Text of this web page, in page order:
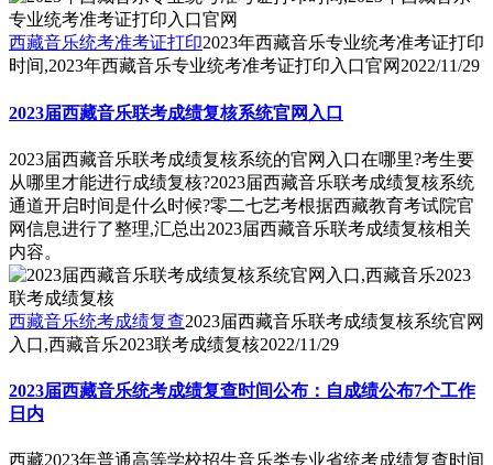
西藏音乐统考准考证打印2023年西藏音乐专业统考准考证打印
时间,2023年西藏音乐专业统考准考证打印入口官网 2022/11/29
2023届西藏音乐联考成绩复核系统官网入口
2023届西藏音乐联考成绩复核系统的官网入口在哪里?考生要
从哪里才能进行成绩复核?2023届西藏音乐联考成绩复核系统
通道开启时间是什么时候?零二七艺考根据西藏教育考试院官
网信息进行了整理,汇总出2023届西藏音乐联考成绩复核相关
内容。
西藏音乐统考成绩复查2023届西藏音乐联考成绩复核系统官网
入口,西藏音乐2023联考成绩复核2022/11/29
2023届西藏音乐统考成绩复查时间公布：自成绩公布7个工作
日内
西藏2023年普通高等学校招生音乐类专业省统考成绩复查时间